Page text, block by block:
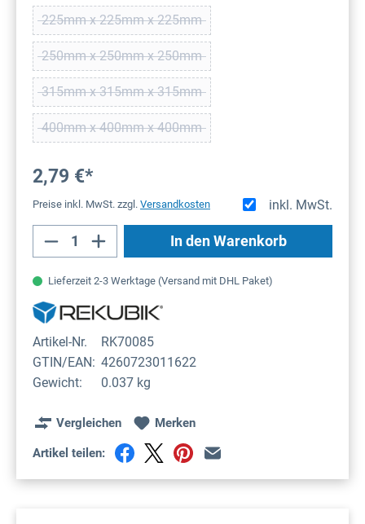
225mm x 225mm x 225mm(Diese Option ist zurzeit nicht verfügbar.)
250mm x 250mm x 250mm(Diese Option ist zurzeit nicht verfügbar.)
315mm x 315mm x 315mm(Diese Option ist zurzeit nicht verfügbar.)
400mm x 400mm x 400mm(Diese Option ist zurzeit nicht verfügbar.)
2,79 €*
inkl. MwSt.
Preise inkl. MwSt. zzgl. Versandkosten
Produkt Anzahl: Gib den gewünschten
In den Warenkorb
Lieferzeit 2-3 Werktage (Versand mit DHL Paket)
Artikel-Nr.
RK70085
GTIN/EAN: 4260723011622
Gewicht:
0.037 kg
Vergleichen Merken
Artikel teilen: